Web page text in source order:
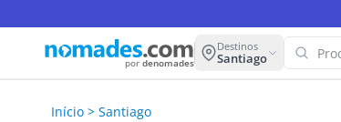
por denomades
Destinos
Santiago
Início > Santiago